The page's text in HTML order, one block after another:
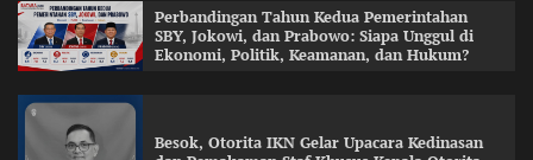
Perbandingan Tahun Kedua Pemerintahan
SBY, Jokowi, dan Prabowo: Siapa Unggul di
Ekonomi, Politik, Keamanan, dan Hukum?
Besok, Otorita IKN Gelar Upacara Kedinasan